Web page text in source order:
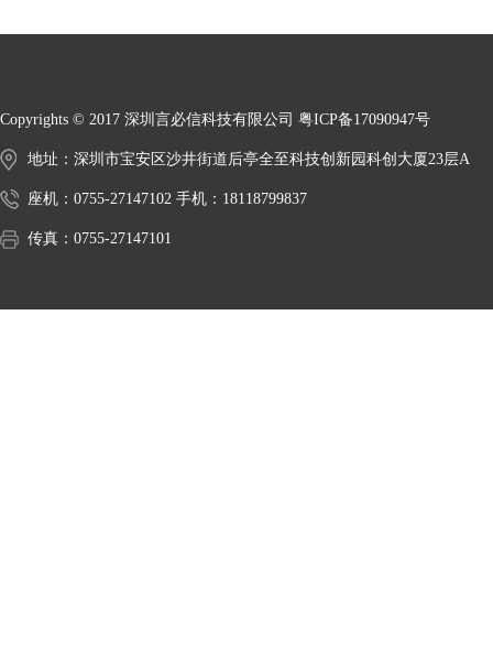
Copyrights © 2017 深圳言必信科技有限公司 粤ICP备17090947号
地址：深圳市宝安区沙井街道后亭全至科技创新园科创大厦23层A
座机：0755-27147102 手机：18118799837
传真：0755-27147101